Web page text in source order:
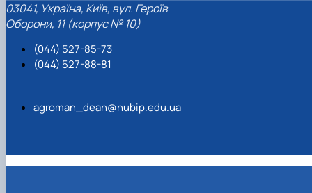
03041, Україна, Київ, вул. Героїв
Оборони, 11 (корпус № 10)
(044) 527-85-73
(044) 527-88-81
agroman_dean@nubip.edu.ua